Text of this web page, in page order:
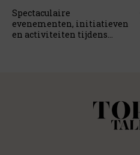
Spectaculaire
evenementen, initiatieven
en activiteiten tijdens